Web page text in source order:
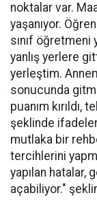
noktalar var.
yaşanıyor.
sınıf öğretmeni
yanlış yerlere
yerleştim.
sonucunda
puanım kırıldı,
şeklinde
mutlaka bir
tercihlerini
yapılan hatalar,
açabiliyor."